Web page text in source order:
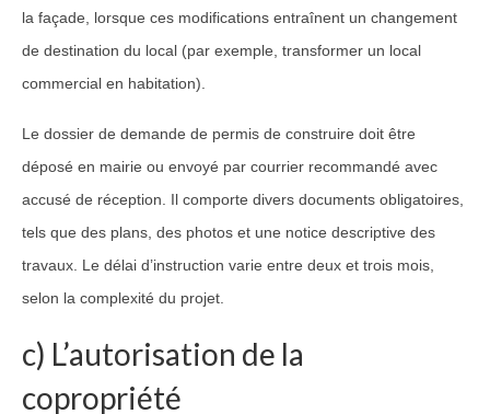
la façade, lorsque ces modifications entraînent un changement
de destination du local (par exemple, transformer un local
commercial en habitation).
Le dossier de demande de permis de construire doit être
déposé en mairie ou envoyé par courrier recommandé avec
accusé de réception. Il comporte divers documents obligatoires,
tels que des plans, des photos et une notice descriptive des
travaux. Le délai d’instruction varie entre deux et trois mois,
selon la complexité du projet.
c) L’autorisation de la
copropriété